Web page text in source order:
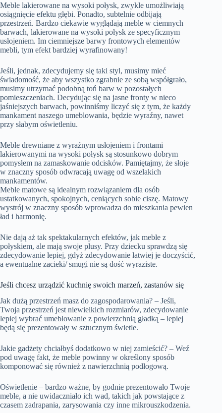
Meble lakierowane na wysoki połysk, zwykle umożliwiają
osiągnięcie efektu głębi. Ponadto, subtelnie odbijają
przestrzeń. Bardzo ciekawie wyglądają meble w ciemnych
barwach, lakierowane na wysoki połysk ze specyficznym
usłojeniem. Im ciemniejsze barwy frontowych elementów
mebli, tym efekt bardziej wyrafinowany!
Jeśli, jednak, zdecydujemy się taki styl, musimy mieć
świadomość, że aby wszystko zgrabnie ze sobą współgrało,
musimy utrzymać podobną toń barw w pozostałych
pomieszczeniach. Decydując się na jasne fronty w nieco
jaśniejszych barwach, powinniśmy liczyć się z tym, że każdy
mankament naszego umeblowania, będzie wyraźny, nawet
przy słabym oświetleniu.
Meble drewniane z wyraźnym usłojeniem i frontami
lakierowanymi na wysoki połysk są stosunkowo dobrym
pomysłem na zamaskowanie odcisków. Pamiętajmy, że słoje
w znaczny sposób odwracają uwagę od wszelakich
mankamentów.
Meble matowe są idealnym rozwiązaniem dla osób
ustatkowanych, spokojnych, ceniących sobie ciszę. Matowy
wystrój w znaczny sposób wprowadza do mieszkania pewien
ład i harmonię.
Nie dają aż tak spektakularnych efektów, jak meble z
połyskiem, ale mają swoje plusy. Przy dziecku sprawdzą się
zdecydowanie lepiej, gdyż zdecydowanie łatwiej je doczyścić,
a ewentualne zacieki/ smugi nie są dość wyraziste.
Jeśli chcesz urządzić kuchnię swoich marzeń, zastanów się
Jak dużą przestrzeń masz do zagospodarowania? – Jeśli,
Twoja przestrzeń jest niewielkich rozmiarów, zdecydowanie
lepiej wybrać umeblowanie z powierzchnią gładką – lepiej
będą się prezentowały w sztucznym świetle.
Jakie gadżety chciałbyś dodatkowo w niej zamieścić? – Weź
pod uwagę fakt, że meble powinny w określony sposób
komponować się również z nawierzchnią podłogową.
Oświetlenie – bardzo ważne, by godnie prezentowało Twoje
meble, a nie uwidaczniało ich wad, takich jak powstające z
czasem zadrapania, zarysowania czy inne mikrouszkodzenia.